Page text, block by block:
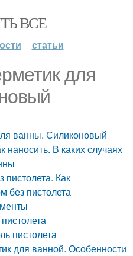
ВСЕ
статьи
для
ванны. Силиконовый
наносить. В каких случаях
пистолета. Как
без пистолета
пистолета
для ванной. Особенности